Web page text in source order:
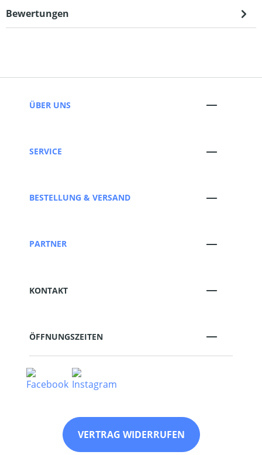
Bewertungen
ÜBER UNS
SERVICE
BESTELLUNG & VERSAND
PARTNER
KONTAKT
ÖFFNUNGSZEITEN
VERTRAG WIDERRUFEN